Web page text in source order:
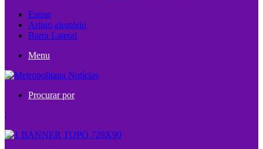
Entrar
Artigo aleatório
Barra Lateral
Menu
Procurar por
.